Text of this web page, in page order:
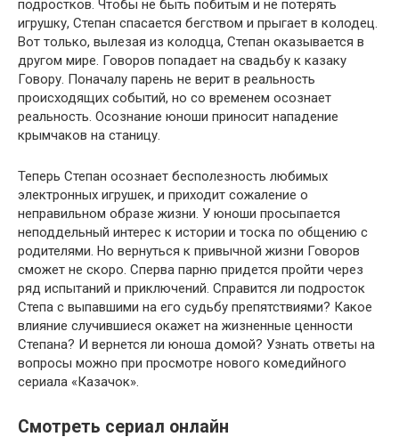
подростков. Чтобы не быть побитым и не потерять
игрушку, Степан спасается бегством и прыгает в колодец.
Вот только, вылезая из колодца, Степан оказывается в
другом мире. Говоров попадает на свадьбу к казаку
Говору. Поначалу парень не верит в реальность
происходящих событий, но со временем осознает
реальность. Осознание юноши приносит нападение
крымчаков на станицу.
Теперь Степан осознает бесполезность любимых
электронных игрушек, и приходит сожаление о
неправильном образе жизни. У юноши просыпается
неподдельный интерес к истории и тоска по общению с
родителями. Но вернуться к привычной жизни Говоров
сможет не скоро. Сперва парню придется пройти через
ряд испытаний и приключений. Справится ли подросток
Степа с выпавшими на его судьбу препятствиями? Какое
влияние случившиеся окажет на жизненные ценности
Степана? И вернется ли юноша домой? Узнать ответы на
вопросы можно при просмотре нового комедийного
сериала «Казачок».
Смотреть сериал онлайн